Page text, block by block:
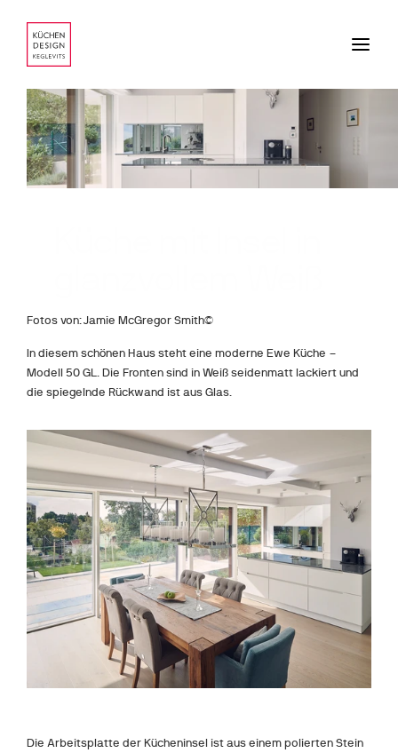
Fotos von: Jamie McGregor Smith©
In diesem schönen Haus steht eine moderne Ewe Küche –
Modell 50 GL. Die Fronten sind in Weiß seidenmatt lackiert und
die spiegelnde Rückwand ist aus Glas.
Die Arbeitsplatte der Kücheninsel ist aus einem polierten Stein